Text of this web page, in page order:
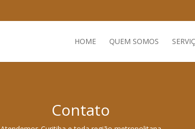
HOME QUEM SOMOS
Contato